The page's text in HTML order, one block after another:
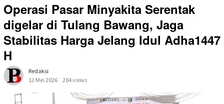
Operasi Pasar Minyakita Serentak
digelar di Tulang Bawang, Jaga
Stabilitas Harga Jelang Idul Adha1447
H
Redaksi
12 Mei 2026
204 views